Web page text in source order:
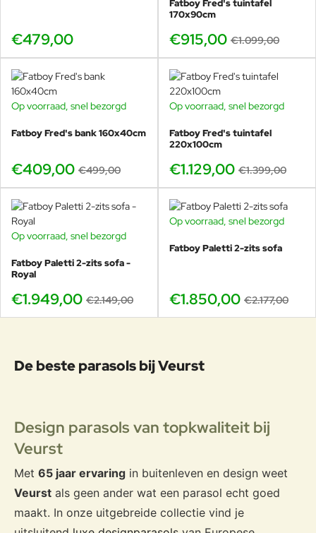
€479,00
Fatboy Fred's tuintafel
170x90cm
€915,00 €1.099,00
-18%
Op voorraad, snel bezorgd
Fatboy Fred's bank 160x40cm
€409,00 €499,00
-19%
Op voorraad, snel bezorgd
Fatboy Fred's tuintafel
220x100cm
€1.129,00 €1.399,00
GRATIS HOEZEN
Op voorraad, snel bezorgd
Fatboy Paletti 2-zits sofa -
Royal
€1.949,00 €2.149,00
GRATIS HOEZEN
Op voorraad, snel bezorgd
Fatboy Paletti 2-zits sofa
€1.850,00 €2.177,00
De beste parasols bij Veurst
Design parasols van topkwaliteit bij
Veurst
Met 65 jaar ervaring in buitenleven en design weet
Veurst als geen ander wat een parasol echt goed
maakt. In onze uitgebreide collectie vind je